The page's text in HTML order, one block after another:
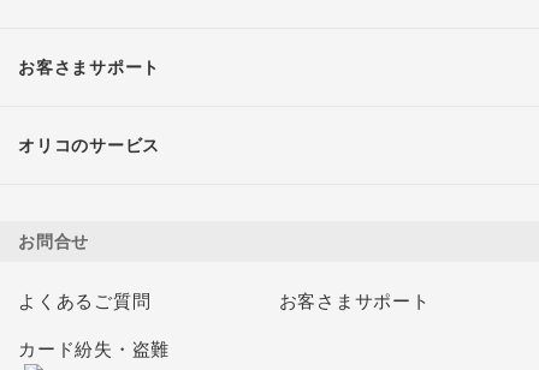
お客さまサポート
オリコのサービス
お問合せ
よくあるご質問 お客さまサポート
カード紛失・盗難